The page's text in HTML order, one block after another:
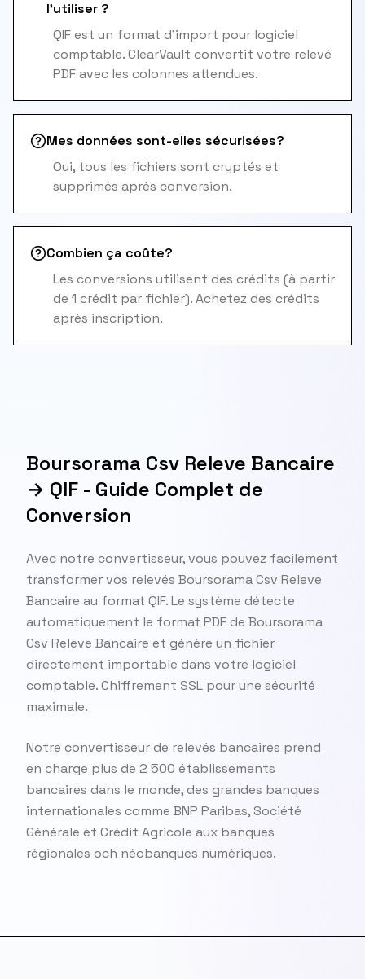
l'utiliser ?
QIF est un format d'import pour logiciel
comptable. ClearVault convertit votre relevé
PDF avec les colonnes attendues.
Mes données sont-elles sécurisées?
Oui, tous les fichiers sont cryptés et
supprimés après conversion.
Combien ça coûte?
Les conversions utilisent des crédits (à partir
de 1 crédit par fichier). Achetez des crédits
après inscription.
Boursorama Csv Releve Bancaire
→ QIF - Guide Complet de
Conversion
Avec notre convertisseur, vous pouvez facilement
transformer vos relevés Boursorama Csv Releve
Bancaire au format QIF. Le système détecte
automatiquement le format PDF de Boursorama
Csv Releve Bancaire et génère un fichier
directement importable dans votre logiciel
comptable. Chiffrement SSL pour une sécurité
maximale.
Notre convertisseur de relevés bancaires prend
en charge plus de 2 500 établissements
bancaires dans le monde, des grandes banques
internationales comme BNP Paribas, Société
Générale et Crédit Agricole aux banques
régionales och néobanques numériques.